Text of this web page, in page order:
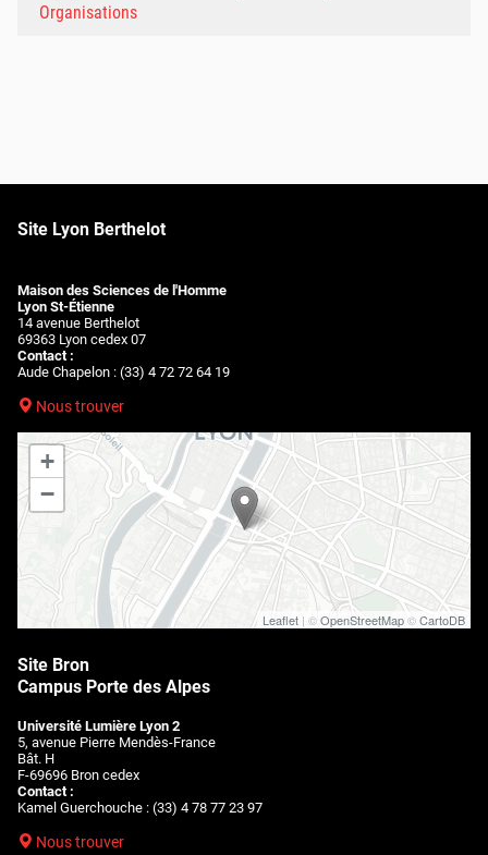
Organisations
Site Lyon Berthelot
Maison des Sciences de l'Homme
Lyon St-Étienne
14 avenue Berthelot
69363 Lyon cedex 07
Contact :
Aude Chapelon : (33) 4 72 72 64 19
Nous trouver
+
−
Leaflet | ©OpenStreetMap©CartoDB
Site Bron
Campus Porte des Alpes
Université Lumière Lyon 2
5, avenue Pierre Mendès-France
Bât. H
F-69696 Bron cedex
Contact :
Kamel Guerchouche : (33) 4 78 77 23 97
Nous trouver